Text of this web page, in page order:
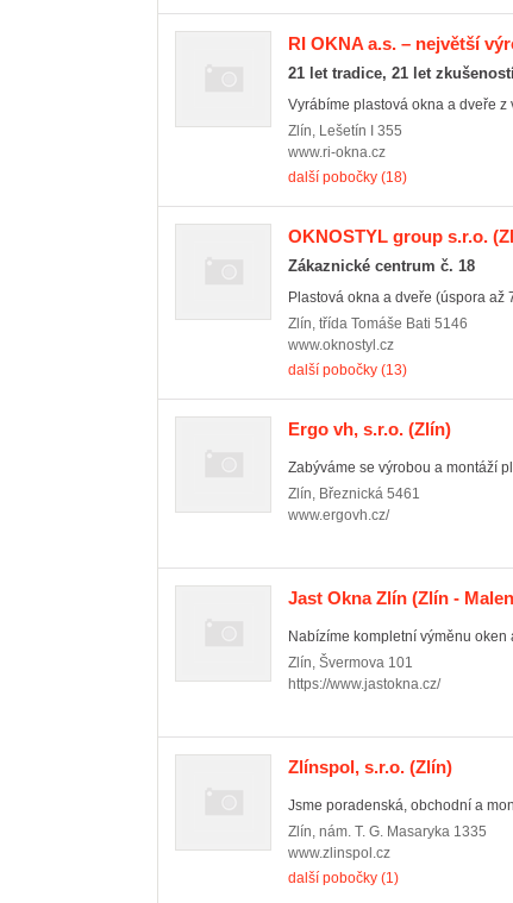
RI OKNA a.s. – největší
21 let tradice, 21 let
Vyrábíme plastová okna a dveře
Zlín, Lešetín I 355
www.ri-okna.cz
další pobočky (18)
OKNOSTYL group s.r.o.
Zákaznické centrum č. 18
Plastová okna a dveře (úspora až
Zlín, třída Tomáše Bati 5146
www.oknostyl.cz
další pobočky (13)
Ergo vh, s.r.o. (Zlín)
Zabýváme se výrobou a montáží
Zlín, Březnická 5461
www.ergovh.cz/
Jast Okna Zlín (Zlín -
Nabízíme kompletní výměnu oken
Zlín, Švermova 101
https://www.jastokna.cz/
Zlínspol, s.r.o. (Zlín)
Jsme poradenská, obchodní a
Zlín, nám. T. G. Masaryka 1335
www.zlinspol.cz
další pobočky (1)